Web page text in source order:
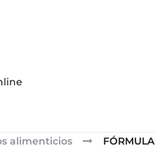
alimenticios
FÓRMULA